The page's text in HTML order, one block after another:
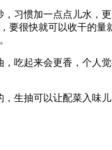
，习惯加一点点儿水，
要很快就可以收干的量
，吃起来会更香，个人
，生抽可以让配菜入味